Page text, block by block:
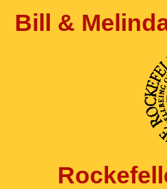
Bill &